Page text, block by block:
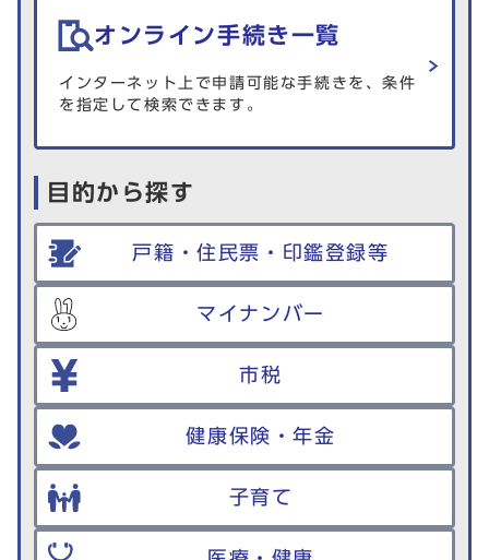
オンライン手続き一覧
インターネット上で申請可能な手続きを、条件
を指定して検索できます。
目的から探す
戸籍・住民票・印鑑登録等
マイナンバー
市税
健康保険・年金
子育て